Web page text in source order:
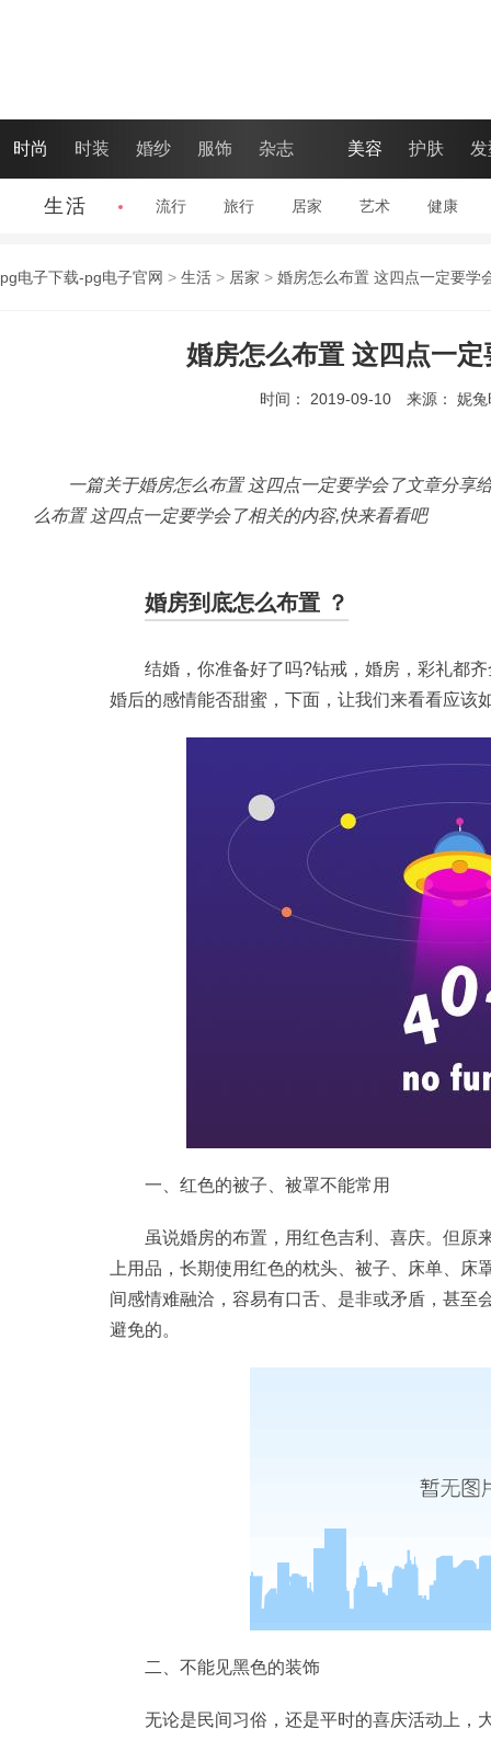
时尚 时装 婚纱 服饰 杂志 美容 护肤
生活 流行 旅行 居家 艺术 健康
pg电子下载-pg电子官网 > 生活 > 居家 > 婚房怎么布置 这四点一定要学
婚房怎么布置 这四点一
时间： 2019-09-10 来源： 妮
一篇关于婚房怎么布置 这四点一定要学会了文章分享
么布置 这四点一定要学会了相关的内容,快来看看吧
婚房到底怎么布置 ？
结婚，你准备好了吗?钻戒，婚房，彩礼都
婚后的感情能否甜蜜，下面，让我们来看看应该
一、红色的被子、被罩不能常用
虽说婚房的布置，用红色吉利、喜庆。但原
上用品，长期使用红色的枕头、被子、床单、
间感情难融洽，容易有口舌、是非或矛盾，甚至
避免的。
二、不能见黑色的装饰
无论是民间习俗，还是平时的喜庆活动上，